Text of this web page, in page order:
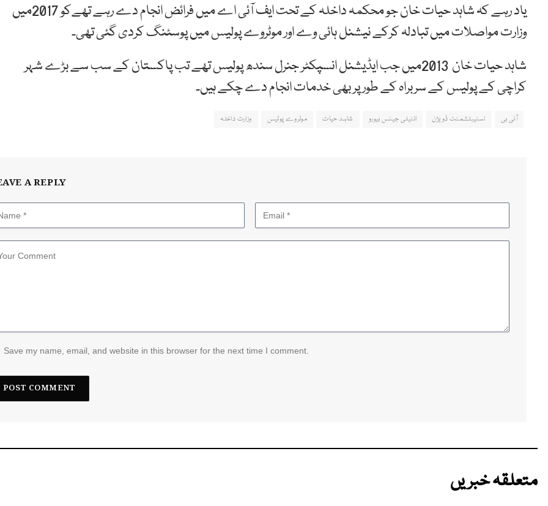
یاد رہے کہ شاہد حیات خان جو محکمہ داخلہ کے تحت ایف آئی اے میں فرائض انجام دے رہے تھےکو 2017میں
وزارت مواصلات میں تبادلہ کرکے نیشنل ہائی وے اور موٹروے پولیس میں پوسٹنگ کردی گئی تھی۔
شاہد حیات خان 2013میں جب ایڈیشنل انسپکٹر جنرل سندھ پولیس تھے تب پاکستان کے سب سے بڑے شہر
کراچی کے پولیس کے سربراہ کے طور پر بھی خدمات انجام دے چکے ہیں۔
آئی بی اسٹیبلشمنٹ ڈویژن انٹیلی جینس بیورو شاہد حیات موٹروے پولیس وزارت داخلہ
A REPLY
Save my name, email, and website in this browser for the next time I comment.
متعلقہ خبریں